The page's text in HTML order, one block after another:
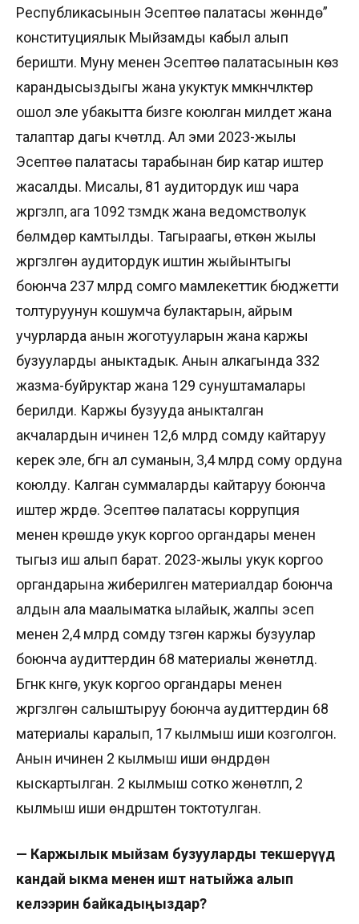
Республикасынын Эсептөө палатасы жөнүндө”
конституциялык Мыйзамды кабыл алып
беришти. Муну менен Эсептөө палатасынын көз
карандысыздыгы жана укуктук мүмкүнчүлүктөрү
ошол эле убакытта бизге коюлган милдет жана
талаптар дагы күчөтүлдү. Ал эми 2023-жылы
Эсептөө палатасы тарабынан бир катар иштер
жасалды. Мисалы, 81 аудитордук иш чара
жүргүзүлүп, ага 1092 түзүмдүк жана ведомстволук
бөлүмдөрү камтылды. Тагыраагы, өткөн жылы
жүргүзүлгөн аудитордук иштин жыйынтыгы
боюнча 237 млрд сомго мамлекеттик бюджетти
толтуруунун кошумча булактарын, айрым
учурларда анын жоготууларын жана каржы
бузууларды аныктадык. Анын алкагында 332
жазма-буйруктар жана 129 сунуштамалары
берилди. Каржы бузууда аныкталган
акчалардын ичинен 12,6 млрд сомду кайтаруу
керек эле, бүгүн ал суманын, 3,4 млрд сому ордуна
коюлду. Калган суммаларды кайтаруу боюнча
иштер жүрүүдө. Эсептөө палатасы коррупция
менен күрөшүүдө укук коргоо органдары менен
тыгыз иш алып барат. 2023-жылы укук коргоо
органдарына жиберилген материалдар боюнча
алдын ала маалыматка ылайык, жалпы эсеп
менен 2,4 млрд сомду түзгөн каржы бузуулар
боюнча аудиттердин 68 материалы жөнөтүлдү.
Бүгүнкү күнгө, укук коргоо органдары менен
жүргүзүлгөн салыштыруу боюнча аудиттердин 68
материалы каралып, 17 кылмыш иши козголгон.
Анын ичинен 2 кылмыш иши өндүрүүдөн
кыскартылган. 2 кылмыш сотко жөнөтүлүп, 2
кылмыш иши өндүрүштөн токтотулган.
— Каржылык мыйзам бузууларды текшерүүдө
кандай ыкма менен иштөө натыйжа алып
келээрин байкадыңыздар?